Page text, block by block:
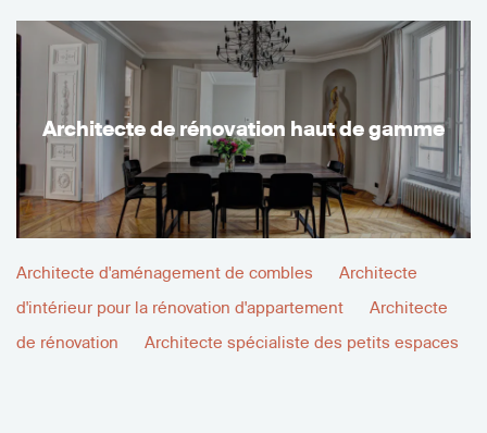
Architecte de rénovation haut de gamme
Architecte d'aménagement de combles
Architecte
d'intérieur pour la rénovation d'appartement
Architecte
de rénovation
Architecte spécialiste des petits espaces